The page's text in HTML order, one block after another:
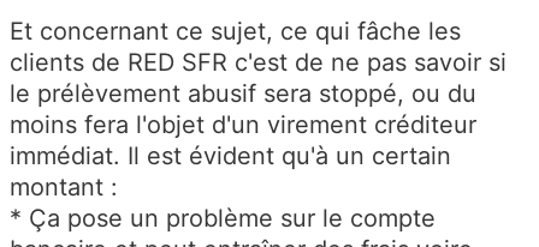
Et concernant ce sujet, ce qui fâche les
clients de RED SFR c'est de ne pas savoir si
le prélèvement abusif sera stoppé, ou du
moins fera l'objet d'un virement créditeur
immédiat. Il est évident qu'à un certain
montant :
* Ça pose un problème sur le compte